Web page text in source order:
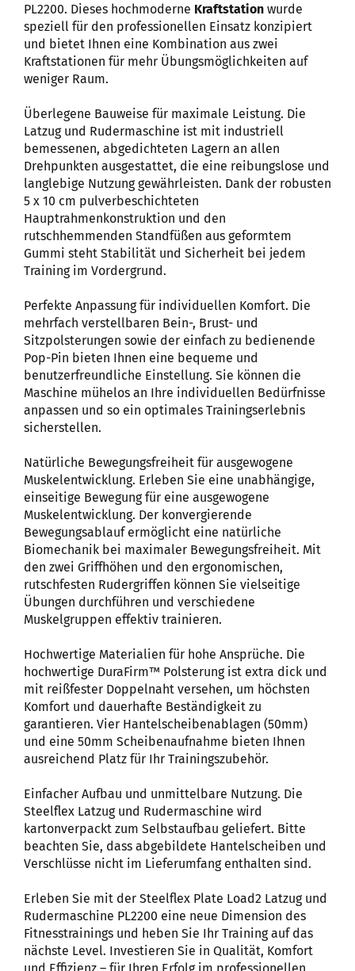
PL2200. Dieses hochmoderne Kraftstation wurde
speziell für den professionellen Einsatz konzipiert
und bietet Ihnen eine Kombination aus zwei
Kraftstationen für mehr Übungsmöglichkeiten auf
weniger Raum.
Überlegene Bauweise für maximale Leistung. Die
Latzug und Rudermaschine ist mit industriell
bemessenen, abgedichteten Lagern an allen
Drehpunkten ausgestattet, die eine reibungslose und
langlebige Nutzung gewährleisten. Dank der robusten
5 x 10 cm pulverbeschichteten
Hauptrahmenkonstruktion und den
rutschhemmenden Standfüßen aus geformtem
Gummi steht Stabilität und Sicherheit bei jedem
Training im Vordergrund.
Perfekte Anpassung für individuellen Komfort. Die
mehrfach verstellbaren Bein-, Brust- und
Sitzpolsterungen sowie der einfach zu bedienende
Pop-Pin bieten Ihnen eine bequeme und
benutzerfreundliche Einstellung. Sie können die
Maschine mühelos an Ihre individuellen Bedürfnisse
anpassen und so ein optimales Trainingserlebnis
sicherstellen.
Natürliche Bewegungsfreiheit für ausgewogene
Muskelentwicklung. Erleben Sie eine unabhängige,
einseitige Bewegung für eine ausgewogene
Muskelentwicklung. Der konvergierende
Bewegungsablauf ermöglicht eine natürliche
Biomechanik bei maximaler Bewegungsfreiheit. Mit
den zwei Griffhöhen und den ergonomischen,
rutschfesten Rudergriffen können Sie vielseitige
Übungen durchführen und verschiedene
Muskelgruppen effektiv trainieren.
Hochwertige Materialien für hohe Ansprüche. Die
hochwertige DuraFirm™ Polsterung ist extra dick und
mit reißfester Doppelnaht versehen, um höchsten
Komfort und dauerhafte Beständigkeit zu
garantieren. Vier Hantelscheibenablagen (50mm)
und eine 50mm Scheibenaufnahme bieten Ihnen
ausreichend Platz für Ihr Trainingszubehör.
Einfacher Aufbau und unmittelbare Nutzung. Die
Steelflex Latzug und Rudermaschine wird
kartonverpackt zum Selbstaufbau geliefert. Bitte
beachten Sie, dass abgebildete Hantelscheiben und
Verschlüsse nicht im Lieferumfang enthalten sind.
Erleben Sie mit der Steelflex Plate Load2 Latzug und
Rudermaschine PL2200 eine neue Dimension des
Fitnesstrainings und heben Sie Ihr Training auf das
nächste Level. Investieren Sie in Qualität, Komfort